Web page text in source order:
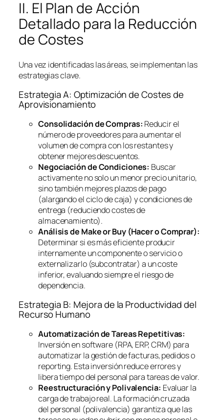
II. El Plan de Acción
Detallado para la Reducción
de Costes
Una vez identificadas las áreas, se implementan las
estrategias clave.
Estrategia A: Optimización de Costes de
Aprovisionamiento
Consolidación de Compras: Reducir el
número de proveedores para aumentar el
volumen de compra con los restantes y
obtener mejores descuentos.
Negociación de Condiciones: Buscar
activamente no solo un menor precio unitario,
sino también mejores plazos de pago
(alargando el ciclo de caja) y condiciones de
entrega (reduciendo costes de
almacenamiento).
Análisis de Make or Buy(Hacer o Comprar):
Determinar si es más eficiente producir
internamente un componente o servicio o
externalizarlo (subcontratar) a un coste
inferior, evaluando siempre el riesgo de
dependencia.
Estrategia B: Mejora de la Productividad del
Recurso Humano
Automatización de Tareas Repetitivas:
Inversión ensoftware(RPA, ERP, CRM) para
automatizar la gestión de facturas, pedidos o
reporting. Esta inversión reduce errores y
libera tiempo del personal para tareas de valor.
Reestructuración y Polivalencia: Evaluar la
carga de trabajo real. La formación cruzada
del personal (polivalencia) garantiza que las